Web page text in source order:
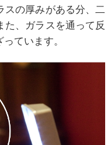
スの厚みがある分、二
、ガラスを通って反
ています。